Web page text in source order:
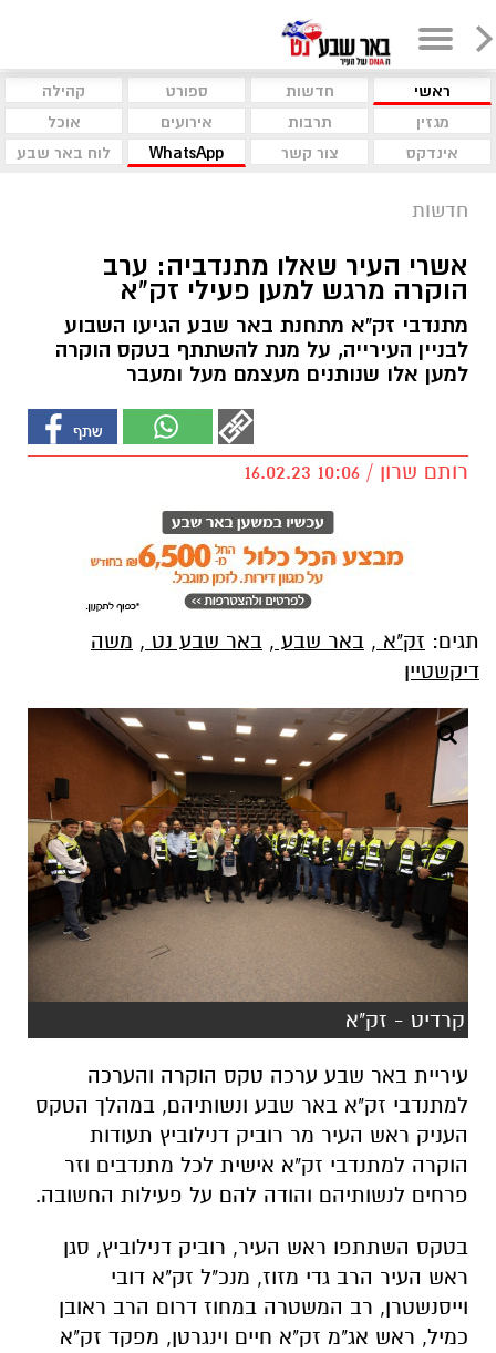
ראשי חדשות ספורט
קהילה
מגזין
תרבות אירועים
אוכל
אינדקס
צור קשר WhatsApp לוח באר שבע
חדשות
אשרי העיר שאלו מתנדביה: ערב
הוקרה מרגש למען פעילי זק"א
מתנדבי זק"א מתחנת באר שבע הגיעו השבוע
לבניין העירייה, על מנת להשתתף בטקס הוקרה
למען אלו שנותנים מעצמם מעל ומעבר
רותם שרון / 10:06 16.02.23
תגים: זק"א , באר שבע , באר שבע נט , משה
דיקשטיין
קרדיט - זק"א
עיריית באר שבע ערכה טקס הוקרה והערכה
למתנדבי זק"א באר שבע ונשותיהם, במהלך הטקס
העניק ראש העיר מר רוביק דנילוביץ תעודות
הוקרה למתנדבי זק"א אישית לכל מתנדבים וזר
פרחים לנשותיהם והודה להם על פעילות החשובה.
בטקס השתתפו ראש העיר, רוביק דנילוביץ, סגן
ראש העיר הרב גדי מזוז, מנכ"ל זק"א דובי
וייסנשטרן, רב המשטרה במחוז דרום הרב ראובן
כמיל, ראש אג"מ זק"א חיים וינגרטן, מפקד זק"א